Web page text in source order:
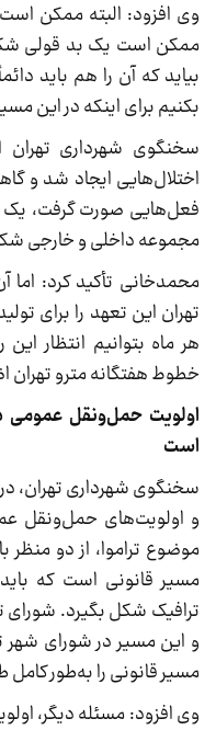
وی افزود: البته ممکن
ممکن است یک بد قولی
بیاید که آن را هم باید
بکنیم برای اینکه در این
سخنگوی شهرداری تهران
اختلال‌هایی ایجاد شد و
فعل‌هایی صورت گرفت، یک
مجموعه داخلی و خارجی
محمدخانی تأکید کرد:
تهران این تعهد را برای
هر ماه بتوانیم انتظار
خطوط هفتگانه مترو تهران
اولویت حمل‌ونقل عمومی
است
سخنگوی شهرداری تهران،
و اولویت‌های حمل‌ونقل
موضوع تراموا، از دو
مسیر قانونی است که
ترافیک شکل بگیرد. شورای
و این مسیر در شورای شهر
مسیر قانونی را به‌طور
وی افزود: مسئله دیگر،